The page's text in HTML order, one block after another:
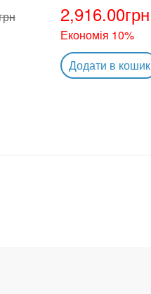
2,916.00грн
Економія 10%
Додати в кошик